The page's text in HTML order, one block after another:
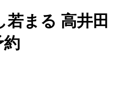
若まる 高井田